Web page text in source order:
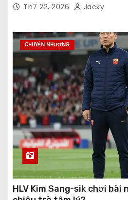
Th7 22, 2026 Jacky
CHUYỂN NHƯỢNG
HLV Kim Sang-sik chơi